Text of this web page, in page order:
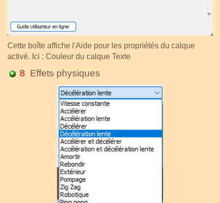
Cette boîte affiche l'Aide pour les propriétés du calque
activé. Ici : Couleur du calque Texte
8 Effets physiques